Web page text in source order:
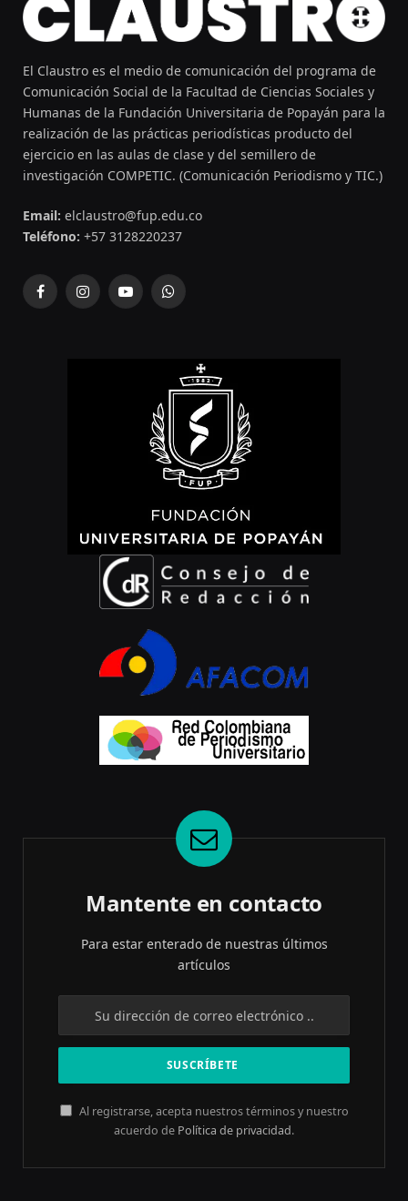
El Claustro es el medio de comunicación del programa de
Comunicación Social de la Facultad de Ciencias Sociales y
Humanas de la Fundación Universitaria de Popayán para la
realización de las prácticas periodísticas producto del
ejercicio en las aulas de clase y del semillero de
investigación COMPETIC. (Comunicación Periodismo y TIC.)
Email: elclaustro@fup.edu.co
Teléfono: +57 3128220237
FacebookInstagramYouTubeWhatsApp
Mantente en contacto
Para estar enterado de nuestras últimos
artículos
Al registrarse, acepta nuestros términos y nuestro
acuerdo de Política de privacidad.